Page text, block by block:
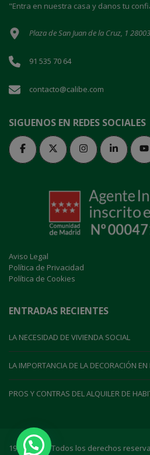
"Entra en nuestra casa y danos tu
Plaza de San Juan de la Cruz, 1
91 535 70 64
contacto@calibe.com
SIGUENOS EN REDES SOCIALES
Aviso Legal
Política de Privacidad
Política de Cookies
ENTRADAS RECIENTES
LA NECESIDAD DE VIVIENDA SOCIAL
LA IMPORTANCIA DE LA DECORACIÓN EN
PROS Y CONTRAS DEL ALQUILER DE
1999-2021 | Todos los derechos